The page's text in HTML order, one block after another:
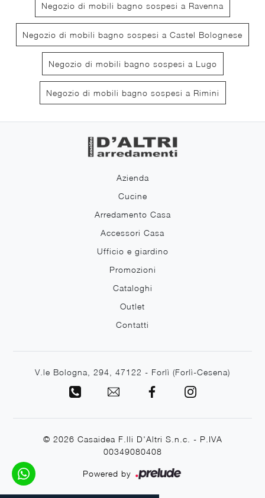
Negozio di mobili bagno sospesi a Ravenna
Negozio di mobili bagno sospesi a Castel Bolognese
Negozio di mobili bagno sospesi a Lugo
Negozio di mobili bagno sospesi a Rimini
Azienda
Cucine
Arredamento Casa
Accessori Casa
Ufficio e giardino
Promozioni
Cataloghi
Outlet
Contatti
V.le Bologna, 294, 47122 - Forlì (Forlì-Cesena)
© 2026 Casaidea F.lli D'Altri S.n.c. - P.IVA
00349080408
Powered by